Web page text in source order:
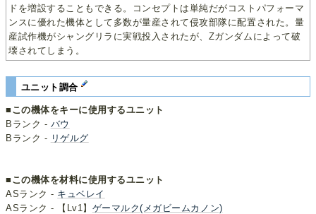
ドを増設することもできる。コンセプトは単純だがコストパフォーマ
ンスに優れた機体として多数が量産されて侵攻部隊に配置された。量
産試作機がシャングリラに実戦投入されたが、Zガンダムによって破
壊されてしまう。
ユニット調合
■この機体をキーに使用するユニット
Bランク - バウ
Bランク - リゲルグ
■この機体を材料に使用するユニット
ASランク - キュベレイ
ASランク - 【Lv1】 ゲーマルク(メガビームカノン)